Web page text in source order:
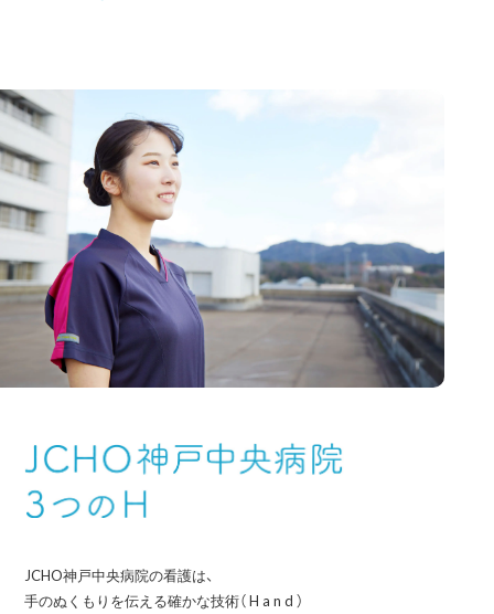
JCHO神戸中央病院の看護は、
手のぬくもりを伝える確かな技術（ H a n d ）